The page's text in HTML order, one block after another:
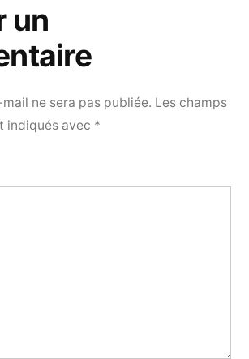
un
ne sera pas publiée. Les champs
indiqués avec *